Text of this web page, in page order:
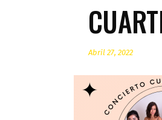
Abril 27, 2022